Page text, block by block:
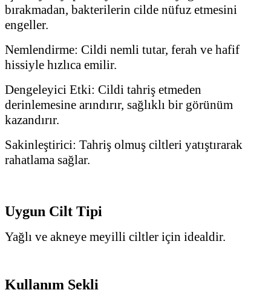
bırakmadan, bakterilerin cilde nüfuz etmesini
engeller.
Nemlendirme: Cildi nemli tutar, ferah ve hafif
hissiyle hızlıca emilir.
Dengeleyici Etki: Cildi tahriş etmeden
derinlemesine arındırır, sağlıklı bir görünüm
kazandırır.
Sakinleştirici: Tahriş olmuş ciltleri yatıştırarak
rahatlama sağlar.
Uygun Cilt Tipi
Yağlı ve akneye meyilli ciltler için idealdir.
Kullanım Şekli